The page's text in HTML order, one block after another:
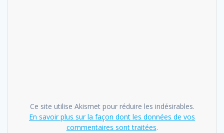
Ce site utilise Akismet pour réduire les indésirables.
En savoir plus sur la façon dont les données de vos
commentaires sont traitées.